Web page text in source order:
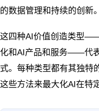
的数据管理和持续的创新。
这四种AI价值创造类型
化和AI产品和服务——代
式。每种类型都有其独特
这些方法来最大化AI在特